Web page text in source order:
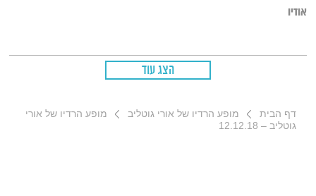
אודיו
הצג עוד
דף הבית מופע הרדיו של אורי גוטליב
מופע הרדיו של אורי
גוטליב – 12.12.18